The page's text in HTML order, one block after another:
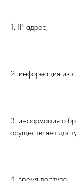
1. IP адрес;
2. информация из
3. информация о
осуществляет